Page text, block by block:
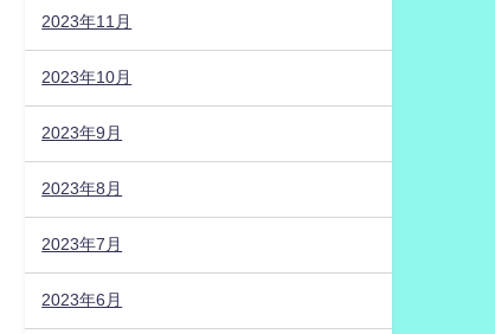
2023年11月
2023年10月
2023年9月
2023年8月
2023年7月
2023年6月